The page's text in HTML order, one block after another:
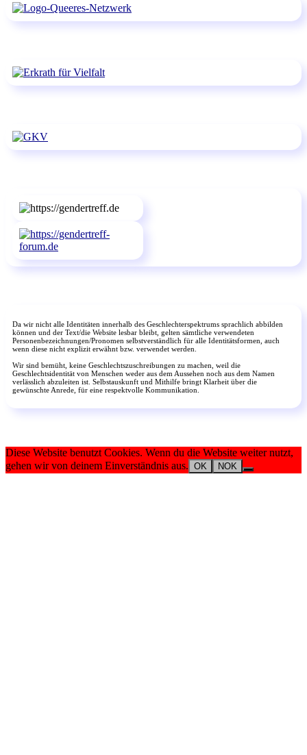
Da wir nicht alle Identitäten innerhalb des Geschlechterspektrums sprachlich abbilden
können und der Text/die Website lesbar bleibt, gelten sämtliche verwendeten
Personenbezeichnungen/Pronomen selbstverständlich für alle Identitätsformen, auch
wenn diese nicht explizit erwähnt bzw. verwendet werden.
Wir sind bemüht, keine Geschlechtszuschreibungen zu machen, weil die
Geschlechtsidentität von Menschen weder aus dem Aussehen noch aus dem Namen
verlässlich abzuleiten ist. Selbstauskunft und Mithilfe bringt Klarheit über die
gewünschte Anrede, für eine respektvolle Kommunikation.
Diese Website benutzt Cookies. Wenn du die Website weiter nutzt,
gehen wir von deinem Einverständnis aus. OK NOK